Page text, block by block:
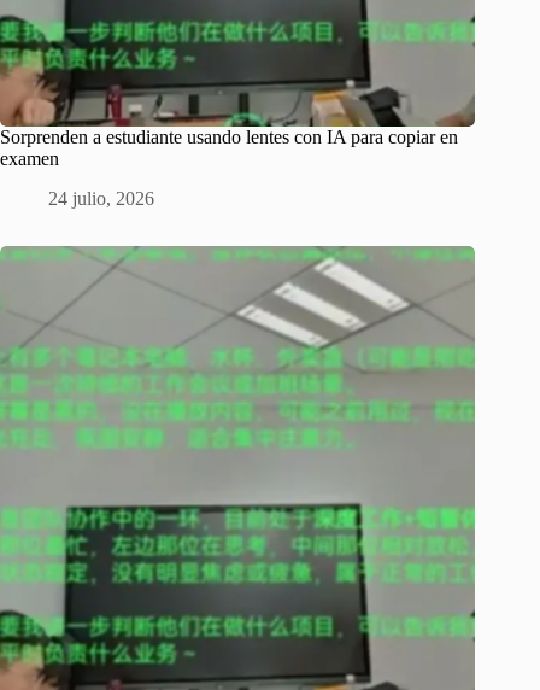
Sorprenden a estudiante usando lentes con IA para copiar en
examen
24 julio, 2026